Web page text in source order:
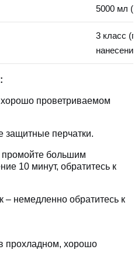
5000 мл
3 класс
проветриваемом
защитные перчатки.
промойте большим
10 минут, обратитесь к
– немедленно обратитесь к
прохладном, хорошо